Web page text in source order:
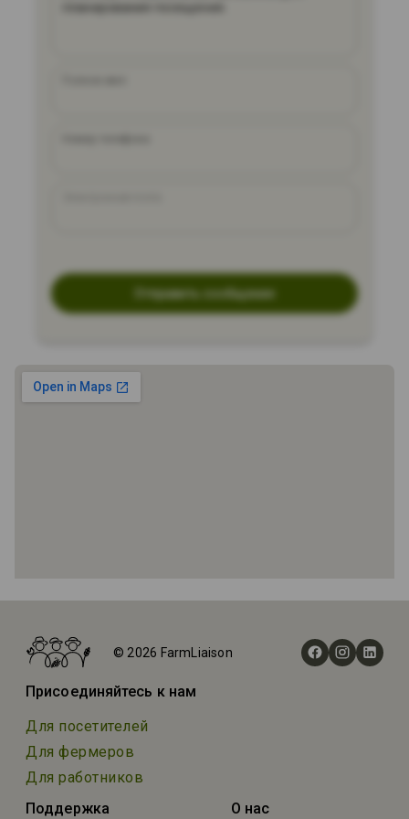
Отправить сообщение
Фермы
Apple Hill Growers Association Inc
© 2026 FarmLiaison
Присоединяйтесь к нам
Для посетителей
Для фермеров
Для работников
Поддержка
О нас